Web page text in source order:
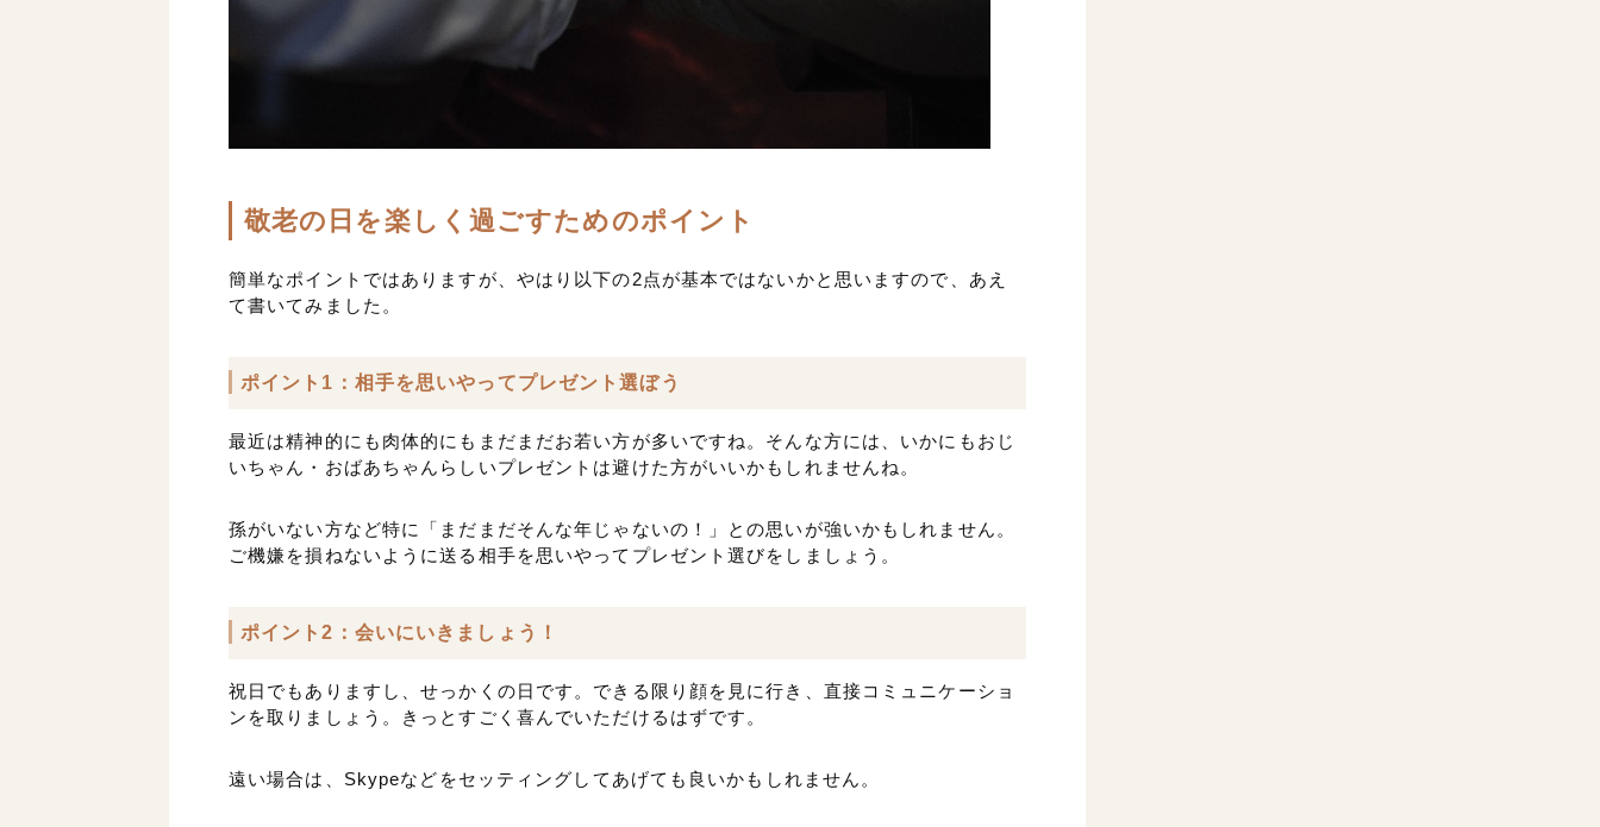
敬老の日を楽しく過ごすためのポイント
簡単なポイントではありますが、やはり以下の2点が基本ではないかと思いますので、あえ
て書いてみました。
ポイント1：相手を思いやってプレゼント選ぼう
最近は精神的にも肉体的にもまだまだお若い方が多いですね。そんな方には、いかにもおじ
いちゃん・おばあちゃんらしいプレゼントは避けた方がいいかもしれませんね。
孫がいない方など特に「まだまだそんな年じゃないの！」との思いが強いかもしれません。
ご機嫌を損ねないように送る相手を思いやってプレゼント選びをしましょう。
ポイント2：会いにいきましょう！
祝日でもありますし、せっかくの日です。できる限り顔を見に行き、直接コミュニケーショ
ンを取りましょう。きっとすごく喜んでいただけるはずです。
遠い場合は、Skypeなどをセッティングしてあげても良いかもしれません。